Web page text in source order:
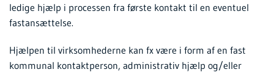
ledige hjælp i processen fra første kontakt til en eventuel
fastansættelse.
Hjælpen til virksomhederne kan fx være i form af en fast
kommunal kontaktperson, administrativ hjælp og/eller